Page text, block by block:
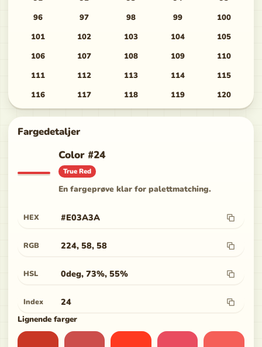
96
97 98 99
100
101
102 103 104
105
106
107 108 109
110
111
112 113 114
115
116
117 118 119 120
Fargedetaljer
Color #24
True Red
En fargeprøve klar for palettmatching.
HEX #E03A3A
RGB 224, 58, 58
HSL 0deg, 73%, 55%
Index 24
Lignende farger